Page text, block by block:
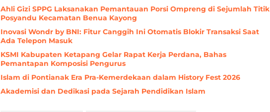
Ahli Gizi SPPG Laksanakan Pemantauan Porsi Ompreng di Sejumlah Titik
Posyandu Kecamatan Benua Kayong
Inovasi Wondr by BNI: Fitur Canggih Ini Otomatis Blokir Transaksi Saat
Ada Telepon Masuk
KSMI Kabupaten Ketapang Gelar Rapat Kerja Perdana, Bahas
Pemantapan Komposisi Pengurus
Islam di Pontianak Era Pra-Kemerdekaan dalam History Fest 2026
Akademisi dan Dedikasi pada Sejarah Pendidikan Islam